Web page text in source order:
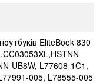
EliteBook 830
UB8W, L77608-1C1,
005, L78555-005